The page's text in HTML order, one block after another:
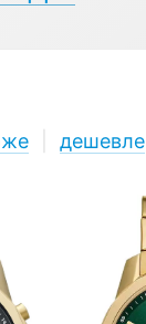
дешевле